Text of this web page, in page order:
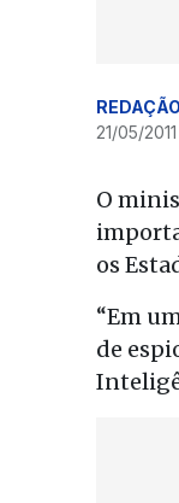
REDAÇÃO
21/05/
O
os
“Em
de